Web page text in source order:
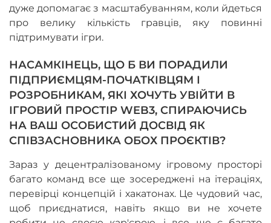
дуже допомагає з масштабуванням, коли йдеться
про велику кількість гравців, яку повинні
підтримувати ігри.
НАСАМКІНЕЦЬ, ЩО Б ВИ ПОРАДИЛИ
ПІДПРИЄМЦЯМ-ПОЧАТКІВЦЯМ І
РОЗРОБНИКАМ, ЯКІ ХОЧУТЬ УВІЙТИ В
ІГРОВИЙ ПРОСТІР WEB3, СПИРАЮЧИСЬ
НА ВАШ ОСОБИСТИЙ ДОСВІД ЯК
СПІВЗАСНОВНИКА ОБОХ ПРОЄКТІВ?
Зараз у децентралізованому ігровому просторі
багато команд все ще зосереджені на ітераціях,
перевірці концепцій і хакатонах. Це чудовий час,
щоб приєднатися, навіть якщо ви не хочете